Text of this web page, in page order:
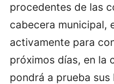
procedentes de las
cabecera municipal,
activamente para
próximos días, en la
pondrá a prueba